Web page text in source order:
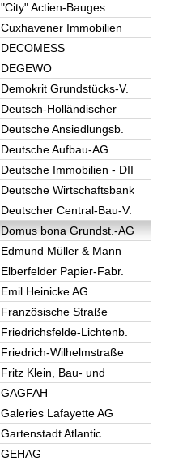
"City" Actien-Bauges.
Cuxhavener Immobilien
DECOMESS
DEGEWO
Demokrit Grundstücks-V.
Deutsch-Holländischer
Deutsche Ansiedlungsb.
Deutsche Aufbau-AG ...
Deutsche Immobilien - DII
Deutsche Wirtschaftsbank
Deutscher Central-Bau-V.
Domus bona Grundst.-AG
Edmund Müller & Mann
Elberfelder Papier-Fabr.
Emil Heinicke AG
Französische Straße
Friedrichsfelde-Lichtenb.
Friedrich-Wilhelmstraße
Fritz Klein, Bau- und
GAGFAH
Galeries Lafayette AG
Gartenstadt Atlantic
GEHAG